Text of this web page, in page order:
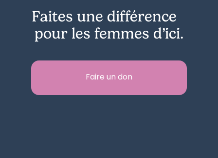
Faites une différence
pour les femmes d’ici.
Faire un don